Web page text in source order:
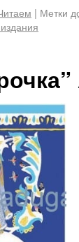
| Метки